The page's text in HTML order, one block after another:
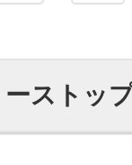
ストッ